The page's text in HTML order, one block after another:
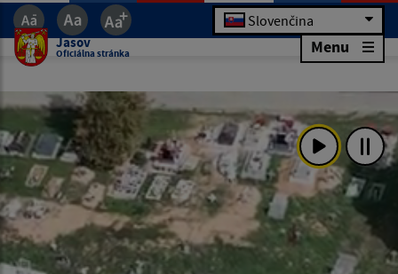
Slovenčina
Jasov
Oficiálna stránka Menu